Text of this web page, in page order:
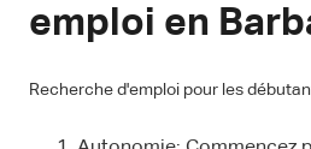
emploi en
Recherche d'emploi pour les